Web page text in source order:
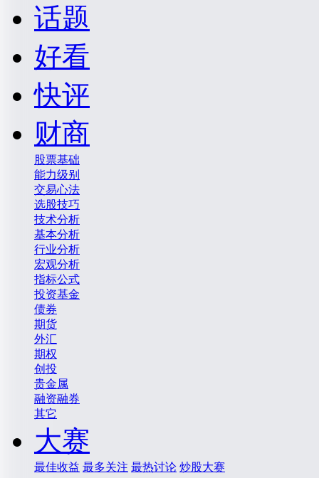
话题
好看
快评
财商
股票基础
能力级别
交易心法
选股技巧
技术分析
基本分析
行业分析
宏观分析
指标公式
投资基金
债券
期货
外汇
期权
创投
贵金属
融资融券
其它
大赛
最佳收益 最多关注 最热讨论 炒股大赛